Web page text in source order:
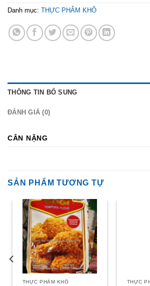
Danh mục: THỰC PHẨM KHÔ
THÔNG TIN BỔ SUNG
ĐÁNH GIÁ (0)
CÂN NẶNG
SẢN PHẨM TƯƠNG TỰ
THỰC PHẨM KHÔ THỰC